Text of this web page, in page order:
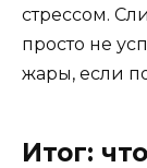
стрессом.
просто не
жары, если
Итог: